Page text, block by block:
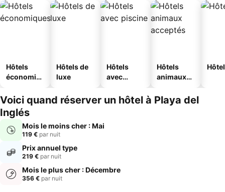
Hôtels
économiq
Hôtels de
luxe
Hôtels
avec
Hôtels
animaux
Voici quand réserver un hôtel à Playa del
Inglés
Mois le moins cher : Mai
119 € par nuit
Prix annuel type
219 € par nuit
Mois le plus cher : Décembre
356 € par nuit